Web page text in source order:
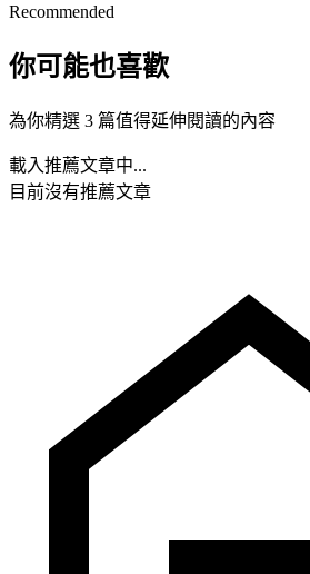
Recommended
你可能也喜歡
為你精選 3 篇值得延伸閱讀的內容
載入推薦文章中...
目前沒有推薦文章